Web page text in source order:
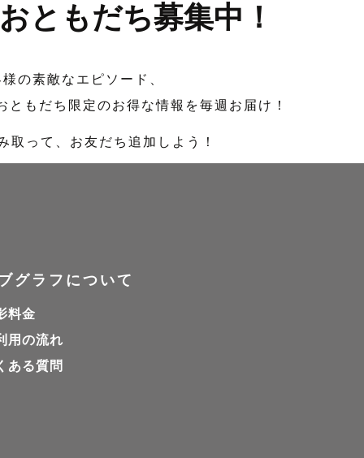
おともだち募集中！
の素敵なエピソード、
もだち限定のお得な情報を毎週お届け！
取って、お友だち追加しよう！
グラフについて
料金
用の流れ
ある質問